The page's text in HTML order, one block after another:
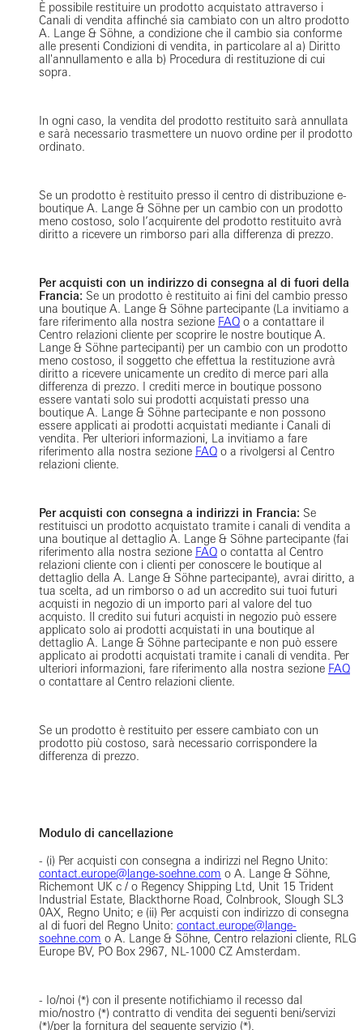
È possibile restituire un prodotto acquistato attraverso i
Canali di vendita affinché sia cambiato con un altro prodotto
A. Lange & Söhne, a condizione che il cambio sia conforme
alle presenti Condizioni di vendita, in particolare al a) Diritto
all'annullamento e alla b) Procedura di restituzione di cui
sopra.
In ogni caso, la vendita del prodotto restituito sarà annullata
e sarà necessario trasmettere un nuovo ordine per il prodotto
ordinato.
Se un prodotto è restituito presso il centro di distribuzione e-
boutique A. Lange & Söhne per un cambio con un prodotto
meno costoso, solo l’acquirente del prodotto restituito avrà
diritto a ricevere un rimborso pari alla differenza di prezzo.
Per acquisti con un indirizzo di consegna al di fuori della
Francia: Se un prodotto è restituito ai fini del cambio presso
una boutique A. Lange & Söhne partecipante (La invitiamo a
fare riferimento alla nostra sezione FAQ o a contattare il
Centro relazioni cliente per scoprire le nostre boutique A.
Lange & Söhne partecipanti) per un cambio con un prodotto
meno costoso, il soggetto che effettua la restituzione avrà
diritto a ricevere unicamente un credito di merce pari alla
differenza di prezzo. I crediti merce in boutique possono
essere vantati solo sui prodotti acquistati presso una
boutique A. Lange & Söhne partecipante e non possono
essere applicati ai prodotti acquistati mediante i Canali di
vendita. Per ulteriori informazioni, La invitiamo a fare
riferimento alla nostra sezione FAQ o a rivolgersi al Centro
relazioni cliente.
Per acquisti con consegna a indirizzi in Francia: Se
restituisci un prodotto acquistato tramite i canali di vendita a
una boutique al dettaglio A. Lange & Söhne partecipante (fai
riferimento alla nostra sezione FAQ o contatta al Centro
relazioni cliente con i clienti per conoscere le boutique al
dettaglio della A. Lange & Söhne partecipante), avrai diritto, a
tua scelta, ad un rimborso o ad un accredito sui tuoi futuri
acquisti in negozio di un importo pari al valore del tuo
acquisto. Il credito sui futuri acquisti in negozio può essere
applicato solo ai prodotti acquistati in una boutique al
dettaglio A. Lange & Söhne partecipante e non può essere
applicato ai prodotti acquistati tramite i canali di vendita. Per
ulteriori informazioni, fare riferimento alla nostra sezione FAQ
o contattare al Centro relazioni cliente.
Se un prodotto è restituito per essere cambiato con un
prodotto più costoso, sarà necessario corrispondere la
differenza di prezzo.
Modulo di cancellazione
- (i) Per acquisti con consegna a indirizzi nel Regno Unito:
contact.europe@lange-soehne.com o A. Lange & Söhne,
Richemont UK c / o Regency Shipping Ltd, Unit 15 Trident
Industrial Estate, Blackthorne Road, Colnbrook, Slough SL3
0AX, Regno Unito; e (ii) Per acquisti con indirizzo di consegna
al di fuori del Regno Unito: contact.europe@lange-
soehne.com o A. Lange & Söhne, Centro relazioni cliente, RLG
Europe BV, PO Box 2967, NL-1000 CZ Amsterdam.
- Io/noi (*) con il presente notifichiamo il recesso dal
mio/nostro (*) contratto di vendita dei seguenti beni/servizi
(*)/per la fornitura del seguente servizio (*),